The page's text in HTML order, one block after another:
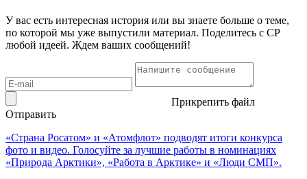
У вас есть интересная история или вы знаете больше о теме,
по которой мы уже выпустили материал. Поделитесь с СР
любой идеей. Ждем ваших сообщений!
Прикрепить файл
Отправить
«Страна Росатом» и «Атомфлот» подводят итоги конкурса
фото и видео. Голосуйте за лучшие работы в номинациях
«Природа Арктики», «Работа в Арктике» и «Люди СМП».